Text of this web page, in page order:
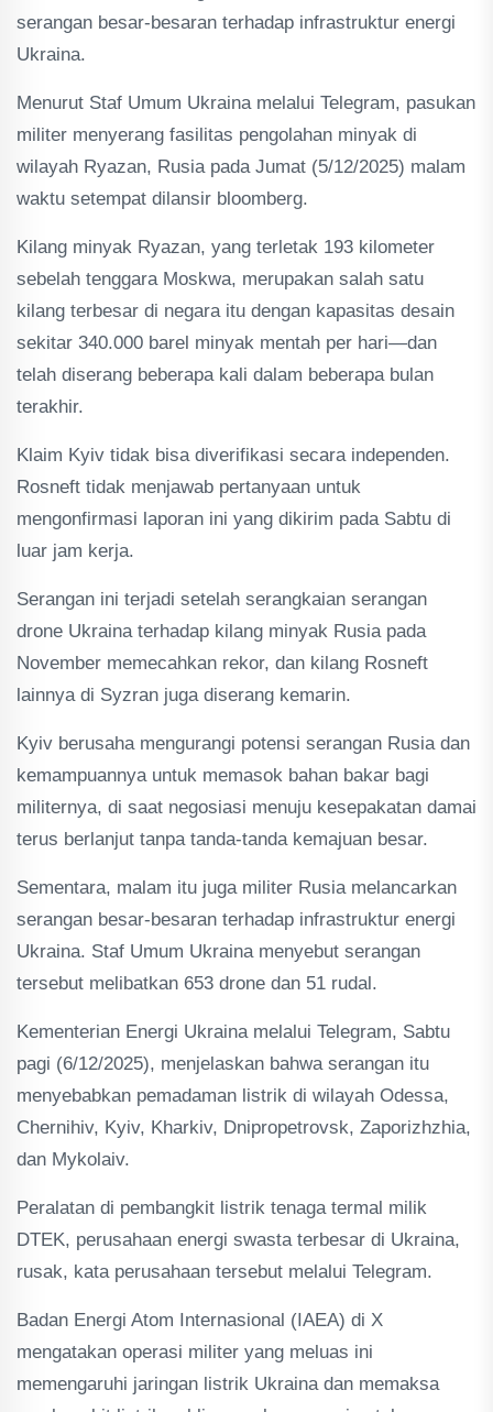
serangan besar-besaran terhadap infrastruktur energi
Ukraina.
Menurut Staf Umum Ukraina melalui Telegram, pasukan
militer menyerang fasilitas pengolahan minyak di
wilayah Ryazan, Rusia pada Jumat (5/12/2025) malam
waktu setempat dilansir bloomberg.
Kilang minyak Ryazan, yang terletak 193 kilometer
sebelah tenggara Moskwa, merupakan salah satu
kilang terbesar di negara itu dengan kapasitas desain
sekitar 340.000 barel minyak mentah per hari—dan
telah diserang beberapa kali dalam beberapa bulan
terakhir.
Klaim Kyiv tidak bisa diverifikasi secara independen.
Rosneft tidak menjawab pertanyaan untuk
mengonfirmasi laporan ini yang dikirim pada Sabtu di
luar jam kerja.
Serangan ini terjadi setelah serangkaian serangan
drone Ukraina terhadap kilang minyak Rusia pada
November memecahkan rekor, dan kilang Rosneft
lainnya di Syzran juga diserang kemarin.
Kyiv berusaha mengurangi potensi serangan Rusia dan
kemampuannya untuk memasok bahan bakar bagi
militernya, di saat negosiasi menuju kesepakatan damai
terus berlanjut tanpa tanda-tanda kemajuan besar.
Sementara, malam itu juga militer Rusia melancarkan
serangan besar-besaran terhadap infrastruktur energi
Ukraina. Staf Umum Ukraina menyebut serangan
tersebut melibatkan 653 drone dan 51 rudal.
Kementerian Energi Ukraina melalui Telegram, Sabtu
pagi (6/12/2025), menjelaskan bahwa serangan itu
menyebabkan pemadaman listrik di wilayah Odessa,
Chernihiv, Kyiv, Kharkiv, Dnipropetrovsk, Zaporizhzhia,
dan Mykolaiv.
Peralatan di pembangkit listrik tenaga termal milik
DTEK, perusahaan energi swasta terbesar di Ukraina,
rusak, kata perusahaan tersebut melalui Telegram.
Badan Energi Atom Internasional (IAEA) di X
mengatakan operasi militer yang meluas ini
memengaruhi jaringan listrik Ukraina dan memaksa